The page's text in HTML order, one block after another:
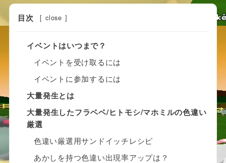
目次 [ close ]
イベントはいつまで？
イベントを受け取るには
イベントに参加するには
大量発生とは
大量発生したフラベベ/ヒトモシ/マホミルの色違い
厳選
色違い厳選用サンドイッチレシピ
あかしを持つ色違い出現率アップは？